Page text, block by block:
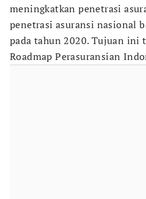
meningkatkan penetrasi
penetrasi asuransi nasional
pada tahun 2020. Tujuan ini
Roadmap Perasuransian